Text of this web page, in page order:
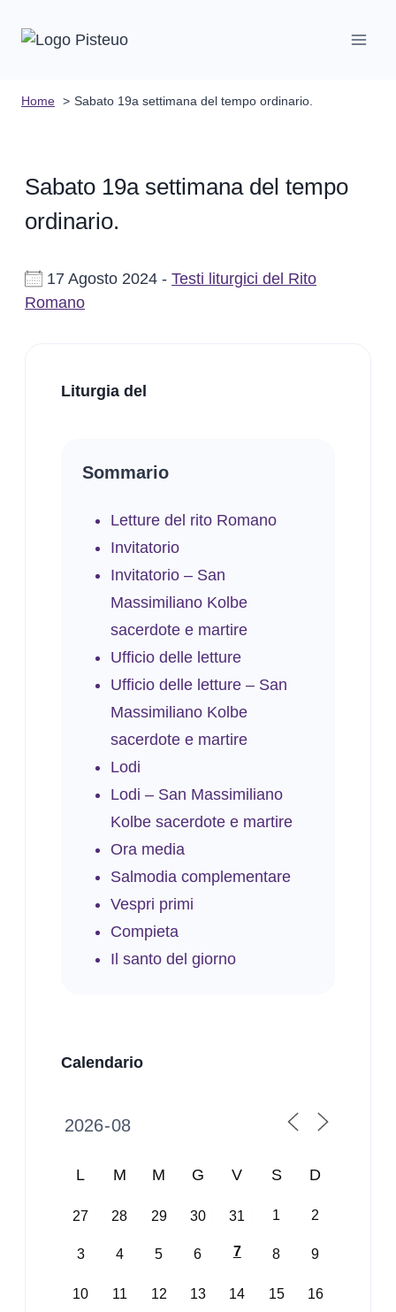
Home Sabato 19a settimana del tempo ordinario.
Sabato 19a settimana del tempo
ordinario.
17 Agosto 2024 - Testi liturgici del Rito
Romano
Liturgia del
Sommario
Letture del rito Romano
Invitatorio
Invitatorio – San
Massimiliano Kolbe
sacerdote e martire
Ufficio delle letture
Ufficio delle letture – San
Massimiliano Kolbe
sacerdote e martire
Lodi
Lodi – San Massimiliano
Kolbe sacerdote e martire
Ora media
Salmodia complementare
Vespri primi
Compieta
Il santo del giorno
Calendario
L M M G V S D
27 28 29 30 31 1 2
3 4 5 6 7 8 9
10 11 12 13 14 15 16